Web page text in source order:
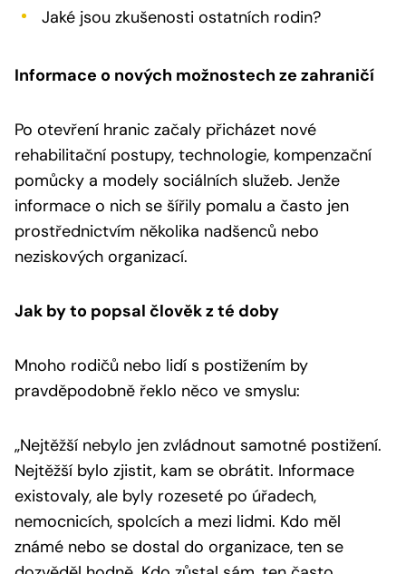
Jaké jsou zkušenosti ostatních rodin?
Informace o nových možnostech ze zahraničí
Po otevření hranic začaly přicházet nové
rehabilitační postupy, technologie, kompenzační
pomůcky a modely sociálních služeb. Jenže
informace o nich se šířily pomalu a často jen
prostřednictvím několika nadšenců nebo
neziskových organizací.
Jak by to popsal člověk z té doby
Mnoho rodičů nebo lidí s postižením by
pravděpodobně řeklo něco ve smyslu:
„Nejtěžší nebylo jen zvládnout samotné postižení.
Nejtěžší bylo zjistit, kam se obrátit. Informace
existovaly, ale byly rozeseté po úřadech,
nemocnicích, spolcích a mezi lidmi. Kdo měl
známé nebo se dostal do organizace, ten se